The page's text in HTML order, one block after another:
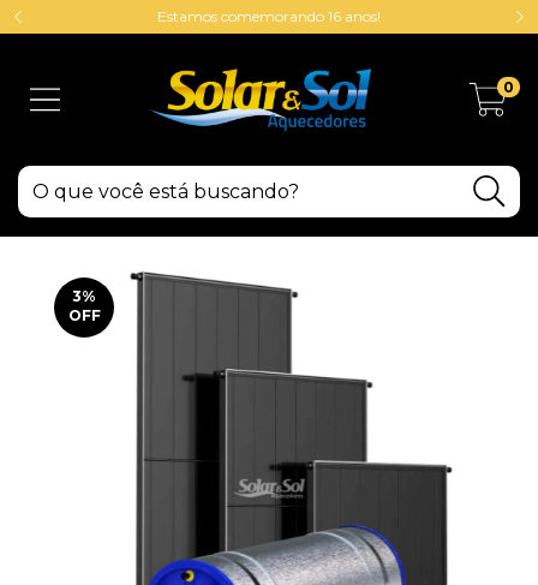
Estamos comemorando 16 anos!
0
3%
OFF